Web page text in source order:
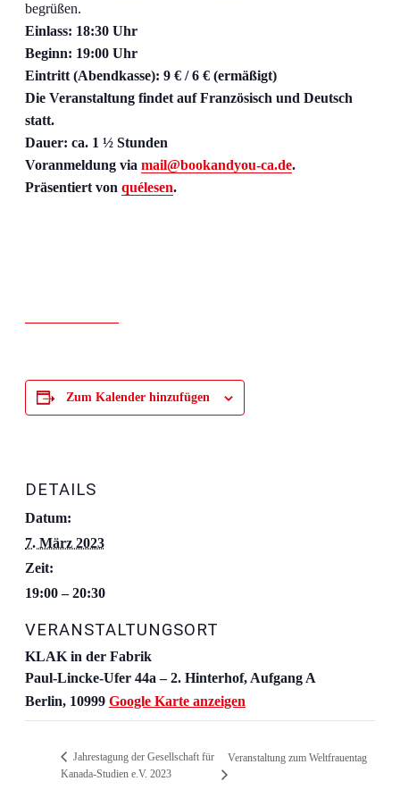
begrüßen.
Einlass: 18:30 Uhr
Beginn: 19:00 Uhr
Eintritt (Abendkasse): 9 € / 6 € (ermäßigt)
Die Veranstaltung findet auf Französisch und Deutsch
statt.
Dauer: ca. 1 ½ Stunden
Voranmeldung via mail@bookandyou-ca.de.
Präsentiert von quélesen.
Zum Kalender hinzufügen
DETAILS
Datum:
7. März 2023
Zeit:
19:00 – 20:30
VERANSTALTUNGSORT
KLAK in der Fabrik
Paul-Lincke-Ufer 44a – 2. Hinterhof, Aufgang A
Berlin, 10999 Google Karte anzeigen
Jahrestagung der Gesellschaft für
Kanada-Studien e.V. 2023
Veranstaltung zum Weltfrauentag